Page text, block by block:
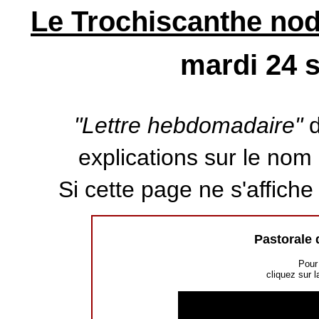
Le Trochiscanthe
mardi 24
"Lettre hebdomadaire"
explications sur le
Si cette page ne
Pastorale
cliquez sur